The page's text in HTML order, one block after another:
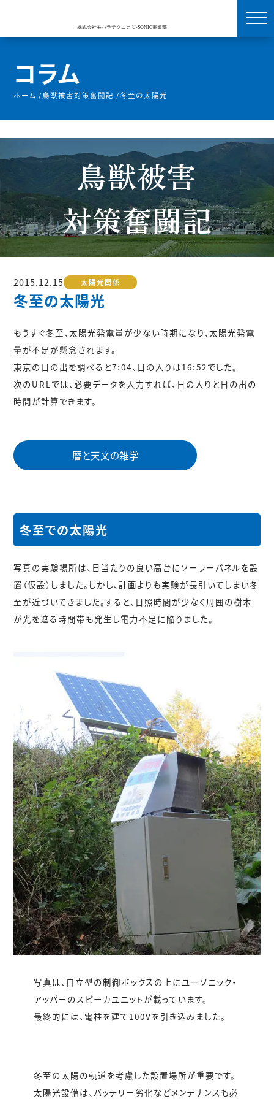
コラム
ホーム /鳥獣被害対策奮闘記 /冬至の太陽光
鳥獣被害
対策奮闘記
2015.12.15 太陽光関係
冬至の太陽光
もうすぐ冬至、太陽光発電量が少ない時期になり、太陽光発電
量が不足が懸念されます。
東京の日の出を調べると7:04、日の入りは16:52でした。
次のURLでは、必要データを入力すれば、日の入りと日の出の
時間が計算できます。
暦と天文の雑学
冬至での太陽光
写真の実験場所は、日当たりの良い高台にソーラーパネルを設
置（仮設）しました。しかし、計画よりも実験が長引いてしまい冬
至が近づいてきました。すると、日照時間が少なく周囲の樹木
が光を遮る時間帯も発生し電力不足に陥りました。
写真は、自立型の制御ボックスの上にユーソニック・
アッパーのスピーカユニットが載っています。
最終的には、電柱を建て100Vを引き込みました。
冬至の太陽の軌道を考慮した設置場所が重要です。
太陽光設備は、バッテリー劣化などメンテナンスも必